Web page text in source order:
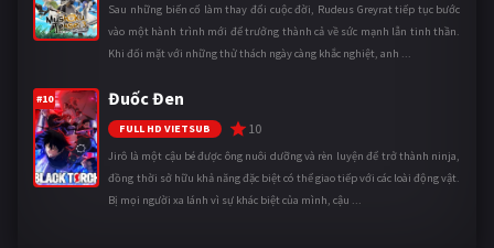
Sau những biến cố làm thay đổi cuộc đời, Rudeus Greyrat tiếp tục bước
vào một hành trình mới để trưởng thành cả về sức mạnh lẫn tinh thần.
Khi đối mặt với những thử thách ngày càng khắc nghiệt, anh ...
#10 Đuốc Đen
FULL HD VIETSUB 10
Jirô là một cậu bé được ông nuôi dưỡng và rèn luyện để trở thành ninja,
đồng thời sở hữu khả năng đặc biệt có thể giao tiếp với các loài động vật.
Bị mọi người xa lánh vì sự khác biệt của mình, cậu ...